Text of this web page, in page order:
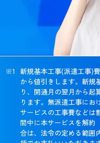
新規基本工事(派遣工事)
から値引きします。新規
り、開通月の翌月から起
ります。無派遣工事にお
サービスの工事費などは
間中に本サービスを解約
合は、法令の定める範囲